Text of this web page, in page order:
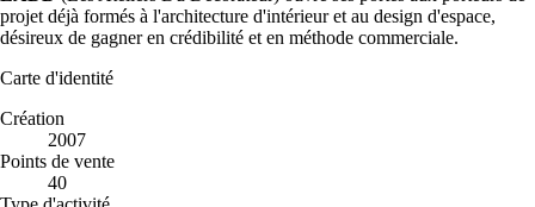
projet déjà formés à l'architecture d'intérieur et au design d'espace,
désireux de gagner en crédibilité et en méthode commerciale.
Carte d'identité
Création
2007
Points de vente
40